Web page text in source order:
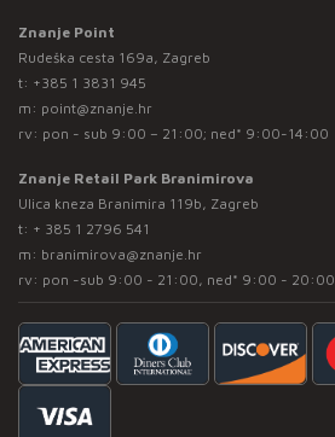
Znanje Point
Rudeška cesta 169a, Zagreb
t: +385 1 3831 945
m: point@znanje.hr
rv: pon - sub 9:00 – 21:00; ned* 9:00-14:00
Znanje Retail Park Branimirova
Ulica kneza Branimira 119b, Zagreb
t: + 385 1 2796 541
m: branimirova@znanje.hr
rv: pon -sub 9:00 - 21:00, ned* 9:00 - 20:00